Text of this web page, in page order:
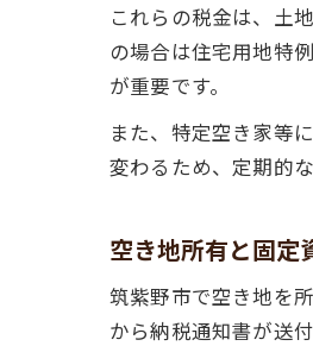
これらの税金は、土
の場合は住宅用地特
が重要です。
また、特定空き家等
変わるため、定期的
空き地所有と固定
筑紫野市で空き地を
から納税通知書が送